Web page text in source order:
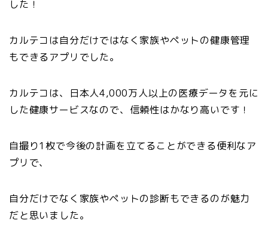
した！
カルテコは自分だけではなく家族やペットの健康管理
もできるアプリでした。
カルテコは、日本人4,000万人以上の医療データを元に
した健康サービスなので、信頼性はかなり高いです！
自撮り1枚で今後の計画を立てることができる便利なア
プリで、
自分だけでなく家族やペットの診断もできるのが魅力
だと思いました。